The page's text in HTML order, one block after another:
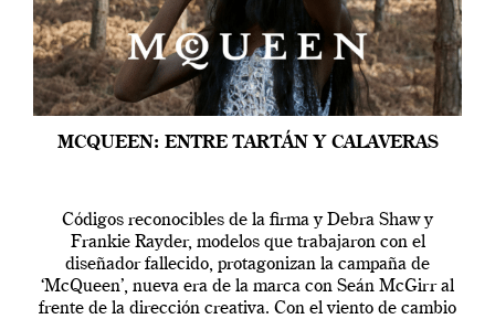
MCQUEEN: ENTRE TARTÁN Y CALAVERAS
Códigos reconocibles de la firma y Debra Shaw y
Frankie Rayder, modelos que trabajaron con el
diseñador fallecido, protagonizan la campaña de
‘McQueen’, nueva era de la marca con Seán McGirr al
frente de la dirección creativa. Con el viento de cambio